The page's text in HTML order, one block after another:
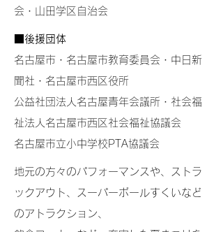
会・山田学区自治会
■後援団体
名古屋市・名古屋市教育委員会・中日新
聞社・名古屋市西区役所
公益社団法人名古屋青年会議所・社会福
祉法人名古屋市西区社会福祉協議会
名古屋市立小中学校PTA協議会
地元の方々のパフォーマンスや、ストラ
ックアウト、スーパーボールすくいなど
のアトラクション、